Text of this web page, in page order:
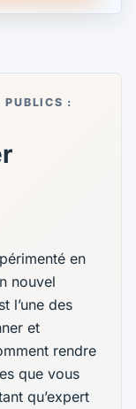
PUBLICS :
en
nouvel
l’une des
et
rendre
que vous
qu’expert